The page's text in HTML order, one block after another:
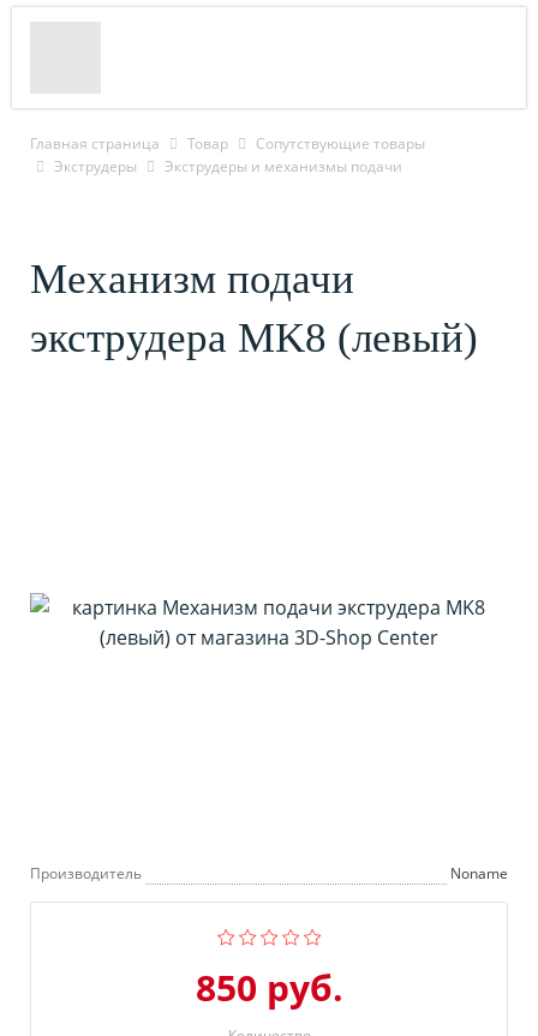
Главная страница Товар
Cопутствующие товары
Экструдеры
Экструдеры и механизмы подачи
Механизм подачи
экструдера MK8 (левый)
Производитель Noname
850 руб.